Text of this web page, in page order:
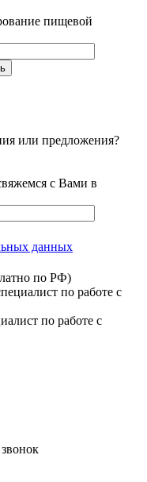
пищевой
или предложения?
с Вами в
данных
по РФ)
по работе с